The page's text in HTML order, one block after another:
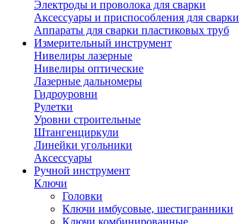
Электроды и проволока для сварки
Аксессуары и приспособления для сварки
Аппараты для сварки пластиковых труб
Измерительный инструмент
Нивелиры лазерные
Нивелиры оптические
Лазерные дальномеры
Гидроуровни
Рулетки
Уровни строительные
Штангенциркули
Линейки угольники
Аксессуары
Ручной инструмент
Ключи
Головки
Ключи имбусовые, шестигранники
Ключи комбинированные